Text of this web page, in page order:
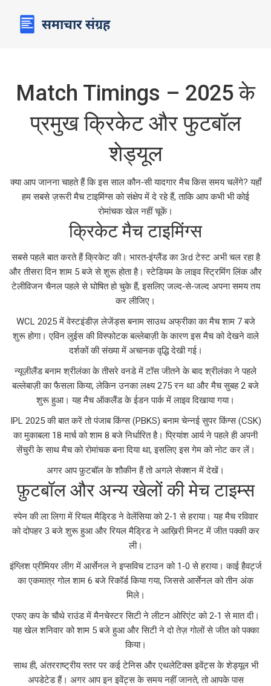
Match Timings – 2025 के
प्रमुख क्रिकेट और फुटबॉल
शेड्यूल
क्या आप जानना चाहते हैं कि इस साल कौन‑सी यादगार मैच किस समय चलेंगे? यहाँ
हम सबसे ज़रूरी मैच टाइमिंग्स को संक्षेप में दे रहे हैं, ताकि आप कभी भी कोई
रोमांचक खेल नहीं चूकें।
क्रिकेट मैच टाइमिंग्स
सबसे पहले बात करते हैं क्रिकेट की। भारत‑इंग्लैंड का 3rd टेस्ट अभी चल रहा है
और तीसरा दिन शाम 5 बजे से शुरू होता है। स्टेडियम के लाइव स्ट्रिमिंग लिंक और
टेलीविजन चैनल पहले से घोषित हो चुके हैं, इसलिए जल्द‑से‑जल्द अपना समय तय
कर लीजिए।
WCL 2025 में वेस्टइंडीज़ लेजेंड्स बनाम साउथ अफ्रीका का मैच शाम 7 बजे
शुरू होगा। एविन लुईस की विस्फोटक बल्लेबाज़ी के कारण इस मैच को देखने वाले
दर्शकों की संख्या में अचानक वृद्धि देखी गई।
न्यूज़ीलैंड बनाम श्रीलंका के तीसरे वनडे में टॉस जीतने के बाद श्रीलंका ने पहले
बल्लेबाज़ी का फैसला किया, लेकिन उनका लक्ष्य 275 रन था और मैच सुबह 2 बजे
शुरू हुआ। यह मैच ऑकलैंड के ईडन पार्क में लाइव दिखाया गया।
IPL 2025 की बात करें तो पंजाब किंग्स (PBKS) बनाम चेन्नई सुपर किंग्स (CSK)
का मुकाबला 18 मार्च को शाम 8 बजे निर्धारित है। प्रियांश आर्य ने पहले ही अपनी
सेंचुरी के साथ मैच को रोमांचक बना दिया था, इसलिए इस गेम को नोट कर लें।
अगर आप फ़ुटबॉल के शौकीन हैं तो अगले सेक्शन में देखें।
फ़ुटबॉल और अन्य खेलों की मेच टाइम्स
स्पेन की ला लिगा में रियल मैड्रिड ने वेलेंसिया को 2‑1 से हराया। यह मैच रविवार
को दोपहर 3 बजे शुरू हुआ और रियल मैड्रिड ने आख़िरी मिनट में जीत पक्की कर
ली।
इंग्लिश प्रीमियर लीग में आर्सेनल ने इप्सविच टाउन को 1‑0 से हराया। काई हैवर्ट्ज
का एकमात्र गोल शाम 6 बजे रिकॉर्ड किया गया, जिससे आर्सेनल को तीन अंक
मिले।
एफए कप के चौथे राउंड में मैनचेस्टर सिटी ने लीटन ओरिएंट को 2‑1 से मात दी।
यह खेल शनिवार को शाम 5 बजे हुआ और सिटी ने दो तेज़ गोलों से जीत को पक्का
किया।
साथ ही, अंतरराष्ट्रीय स्तर पर कई टेनिस और एथलेटिक्स इवेंट्स के शेड्यूल भी
अपडेटेड हैं। अगर आप इन इवेंट्स के समय नहीं जानते, तो आपके पास